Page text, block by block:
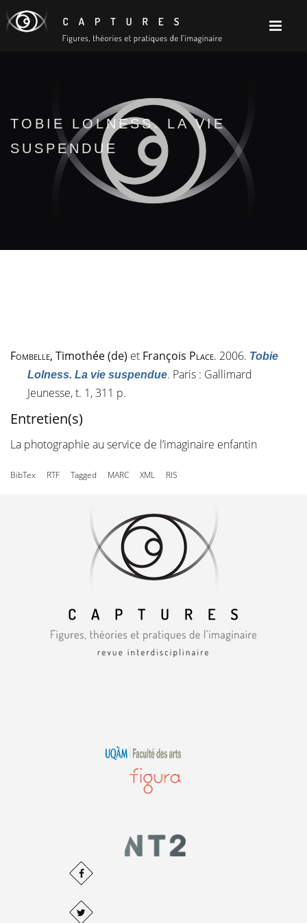
TOBIE LOLNESS. LA VIE
SUSPENDUE
Fombelle, Timothée (de) et François Place. 2006. Tobie
Lolness. La vie suspendue. Paris : Gallimard
Jeunesse, t. 1, 311 p.
Entretien(s)
La photographie au service de l’imaginaire enfantin
BibTex RTF Tagged MARC XML RIS